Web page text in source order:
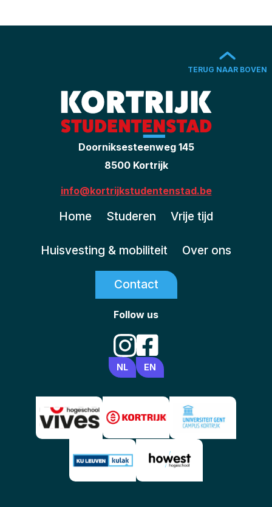
TERUG NAAR BOVEN
Doorniksesteenweg 145
8500 Kortrijk
info@kortrijkstudentenstad.be
Home Studeren Vrije tijd
Huisvesting & mobiliteit Over ons
Contact
Follow us
NL EN